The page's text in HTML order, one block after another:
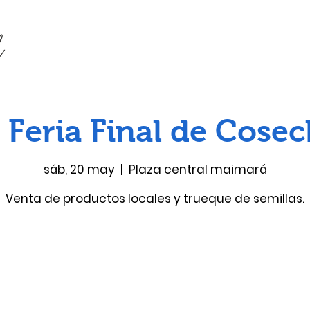
Feria Final de
sáb, 20 may
  |
Plaza central maimará
Venta de productos locales y trueque de semillas.